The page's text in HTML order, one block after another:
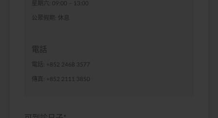
星期六: 09:00 – 13:00
公眾假期: 休息
電話
電話: +852 2468 3577
傳真: +852 2111 3850